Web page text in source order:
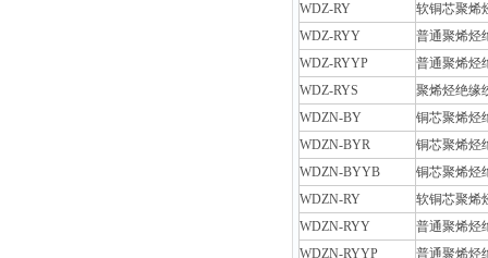
WDZ-RY
软铜芯聚烯
WDZ-RYY
普通聚烯烃
WDZ-RYYP
普通聚烯烃
WDZ-RYS
聚烯烃绝缘
WDZN-BY
铜芯聚烯烃
WDZN-BYR
铜芯聚烯烃
WDZN-BYYB
铜芯聚烯烃
WDZN-RY
软铜芯聚烯
WDZN-RYY
普通聚烯烃
WDZN-RYYP
普通聚烯烃